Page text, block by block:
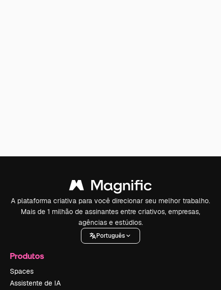
A plataforma criativa para você direcionar seu melhor trabalho.
Mais de 1 milhão de assinantes entre criativos, empresas,
agências e estúdios.
Português
Produtos
Spaces
Assistente de IA